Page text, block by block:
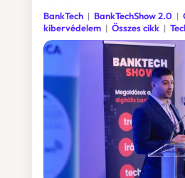
BankTech BankTechShow 2.0
kibervédelem
Összes cikk